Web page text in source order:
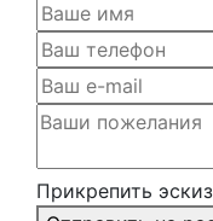
Прикрепить эскиз